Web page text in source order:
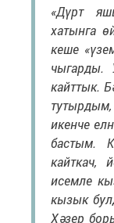
«Дүрт
хатынга
кеше
чыгарды.
кайттык.
икенче
бастым.
кайткач,
исемле
кызык
Хәзер